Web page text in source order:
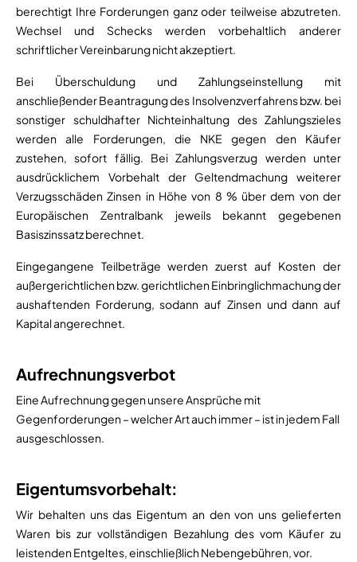
berechtigt Ihre Forderungen ganz oder teilweise abzutreten.
Wechsel und Schecks werden vorbehaltlich anderer
schriftlicher Vereinbarung nicht akzeptiert.
Bei Überschuldung und Zahlungseinstellung mit
anschließender Beantragung des Insolvenzverfahrens bzw. bei
sonstiger schuldhafter Nichteinhaltung des Zahlungszieles
werden alle Forderungen, die NKE gegen den Käufer
zustehen, sofort fällig. Bei Zahlungsverzug werden unter
ausdrücklichem Vorbehalt der Geltendmachung weiterer
Verzugsschäden Zinsen in Höhe von 8 % über dem von der
Europäischen Zentralbank jeweils bekannt gegebenen
Basiszinssatz berechnet.
Eingegangene Teilbeträge werden zuerst auf Kosten der
außergerichtlichen bzw. gerichtlichen Einbringlichmachung der
aushaftenden Forderung, sodann auf Zinsen und dann auf
Kapital angerechnet.
Aufrechnungsverbot
Eine Aufrechnung gegen unsere Ansprüche mit
Gegenforderungen – welcher Art auch immer – ist in jedem Fall
ausgeschlossen.
Eigentumsvorbehalt:
Wir behalten uns das Eigentum an den von uns gelieferten
Waren bis zur vollständigen Bezahlung des vom Käufer zu
leistenden Entgeltes, einschließlich Nebengebühren, vor.